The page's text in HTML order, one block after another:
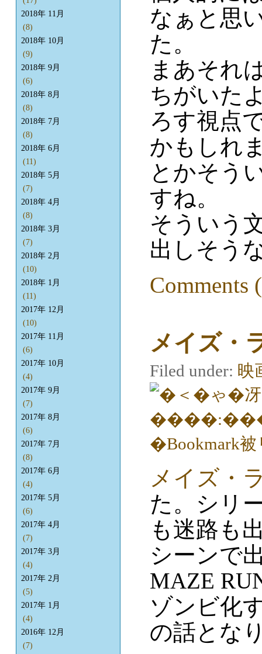
なぁと思
た。
まあそれ
ちがいた
ろす視点
かもしれ
とかそう
すね。
そういう
出しそう
Comments
メイズ・
Filed under: 映
メイズ・
た。シリ
も迷路も
シーンで
MAZE
ゾンビ化
の話とな
2018年 11月
(8)
2018年 10月
(9)
2018年 9月
(6)
2018年 8月
(8)
2018年 7月
(8)
2018年 6月
(11)
2018年 5月
(7)
2018年 4月
(8)
2018年 3月
(7)
2018年 2月
(10)
2018年 1月
(11)
2017年 12月
(10)
2017年 11月
(6)
2017年 10月
(4)
2017年 9月
(7)
2017年 8月
(6)
2017年 7月
(8)
2017年 6月
(4)
2017年 5月
(6)
2017年 4月
(7)
2017年 3月
(4)
2017年 2月
(5)
2017年 1月
(4)
2016年 12月
(7)